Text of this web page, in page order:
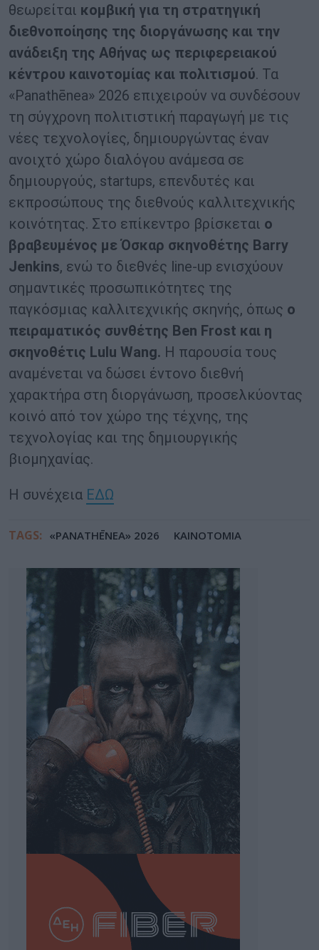
θεωρείται κομβική για τη στρατηγική
διεθνοποίησης της διοργάνωσης και την
ανάδειξη της Αθήνας ως περιφερειακού
κέντρου καινοτομίας και πολιτισμού. Τα
«Panathēnea» 2026 επιχειρούν να συνδέσουν
τη σύγχρονη πολιτιστική παραγωγή με τις
νέες τεχνολογίες, δημιουργώντας έναν
ανοιχτό χώρο διαλόγου ανάμεσα σε
δημιουργούς, startups, επενδυτές και
εκπροσώπους της διεθνούς καλλιτεχνικής
κοινότητας. Στο επίκεντρο βρίσκεται ο
βραβευμένος με Όσκαρ σκηνοθέτης Barry
Jenkins, ενώ το διεθνές line-up ενισχύουν
σημαντικές προσωπικότητες της
παγκόσμιας καλλιτεχνικής σκηνής, όπως ο
πειραματικός συνθέτης Ben Frost και η
σκηνοθέτις Lulu Wang. Η παρουσία τους
αναμένεται να δώσει έντονο διεθνή
χαρακτήρα στη διοργάνωση, προσελκύοντας
κοινό από τον χώρο της τέχνης, της
τεχνολογίας και της δημιουργικής
βιομηχανίας.
Η συνέχεια ΕΔΩ
TAGS: «PANATHĒNEA» 2026 ΚΑΙΝΟΤΟΜΙΑ